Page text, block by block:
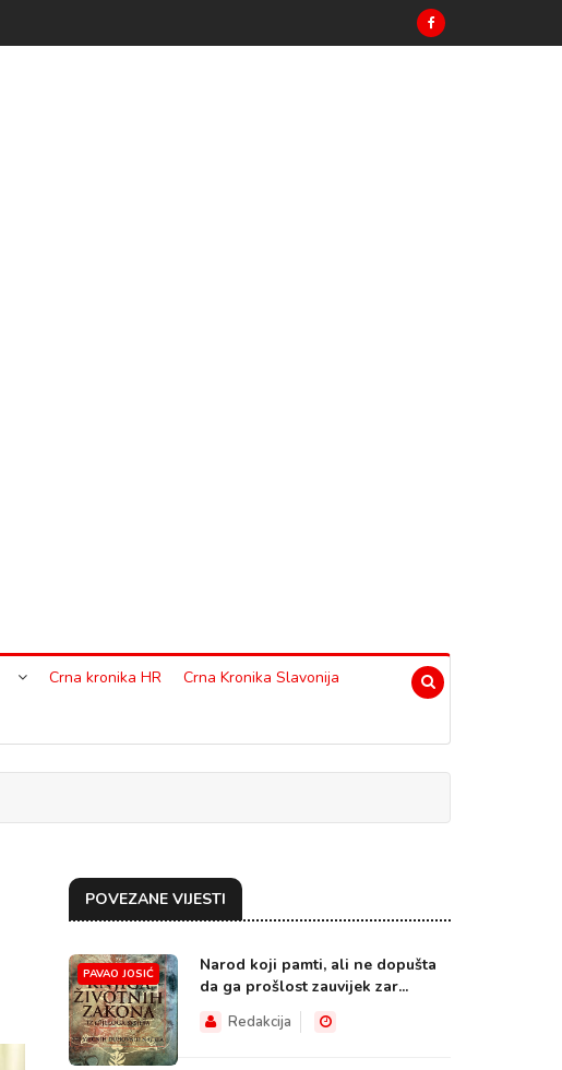
Crna kronika HR Crna Kronika Slavonija
POVEZANE VIJESTI
PAVAO JOSIĆ
Narod koji pamti, ali ne dopušta
da ga prošlost zauvijek zar...
Redakcija